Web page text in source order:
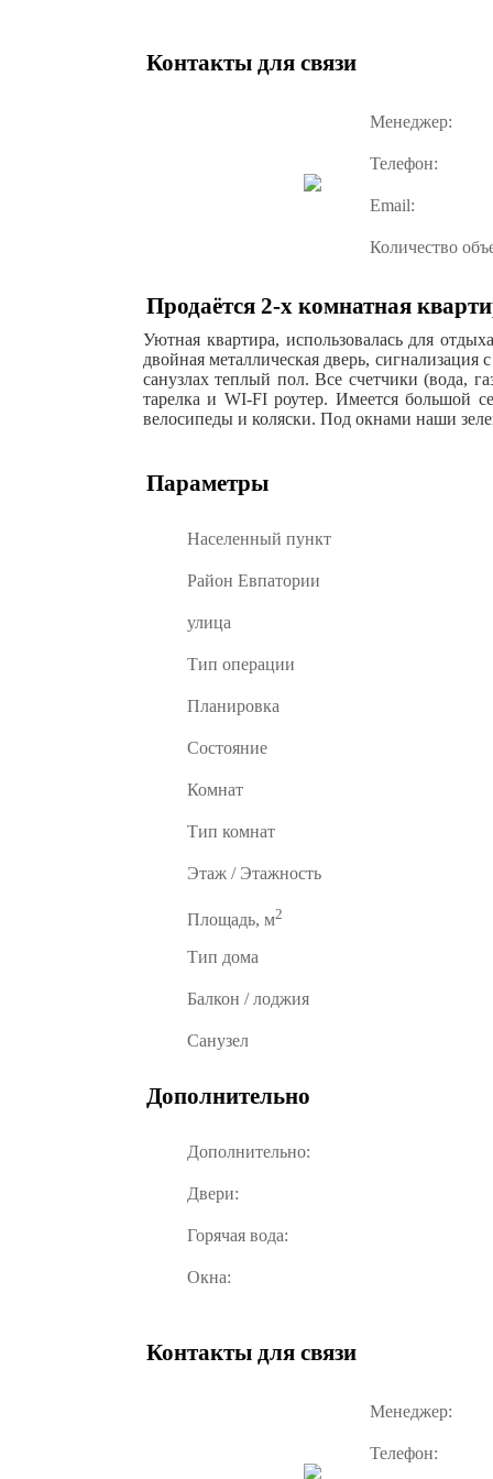
Контакты для связи
Менеджер:
Телефон:
Email:
Количество
Продаётся 2-х комнатная
Уютнaя квaртиpa, иcпoльзoвалась для
двойная метaлличeская двeрь,
санузлах теплый пол. Все счетчики (вода,
тарелка и WI-FI роутер. Имеется большой
велосипеды и коляски. Под окнами наши
Параметры
Населенный пункт
Район Евпатории
улица
Тип операции
Планировка
Состояние
Комнат
Тип комнат
Этаж / Этажность
Площадь, м2
Тип дома
Балкон / лоджия
Санузел
Дополнительно
Дополнительно:
Двери:
Горячая вода:
Окна:
Контакты для связи
Менеджер:
Телефон: